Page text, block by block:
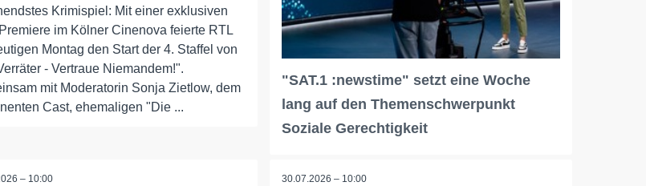
Krimispiel: Mit einer exklusiven
im Kölner Cinenova feierte RTL
Montag den Start der 4. Staffel von
- Vertraue Niemandem!".
mit Moderatorin Sonja Zietlow, dem
Cast, ehemaligen "Die ...
"SAT.1 :newstime" setzt eine Woche
lang auf den Themenschwerpunkt
Soziale Gerechtigkeit
– 10:00 30.07.2026 – 10:00